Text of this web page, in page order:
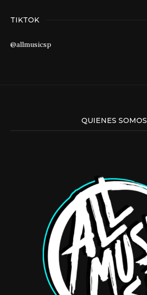
TIKTOK
@allmusicsp
QUIENES SOMOS